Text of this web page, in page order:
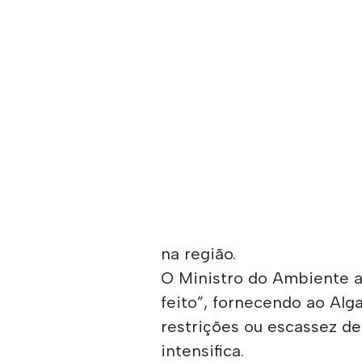
na região.
O Ministro do Ambiente
feito”, fornecendo ao
restrições ou escassez
intensifica.